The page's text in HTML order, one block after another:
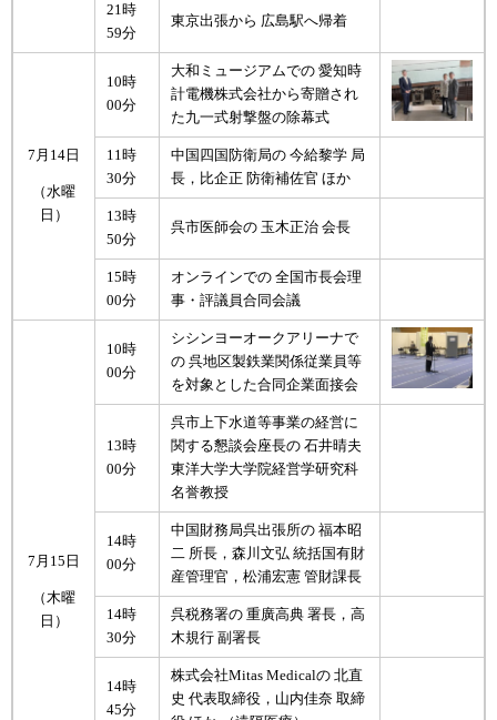
21時
59分
東京出張から 広島駅へ帰着
7月14日
（水曜
日）
10時
00分
大和ミュージアムでの 愛知時
計電機株式会社から寄贈され
た九一式射撃盤の除幕式
11時
30分
中国四国防衛局の 今給黎学 局
長，比企正 防衛補佐官 ほか
13時
50分
呉市医師会の 玉木正治 会長
15時
00分
オンラインでの 全国市長会理
事・評議員合同会議
7月15日
（木曜
日）
10時
00分
シシンヨーオークアリーナで
の 呉地区製鉄業関係従業員等
を対象とした合同企業面接会
13時
00分
呉市上下水道等事業の経営に
関する懇談会座長の 石井晴夫
東洋大学大学院経営学研究科
名誉教授
14時
00分
中国財務局呉出張所の 福本昭
二 所長，森川文弘 統括国有財
産管理官，松浦宏憲 管財課長
14時
30分
呉税務署の 重廣高典 署長，高
木規行 副署長
14時
45分
株式会社Mitas Medicalの 北直
史 代表取締役，山内佳奈 取締